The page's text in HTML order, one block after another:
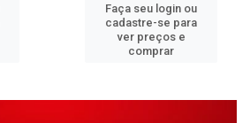
Faça seu login ou
cadastre-se para
ver preços e
comprar